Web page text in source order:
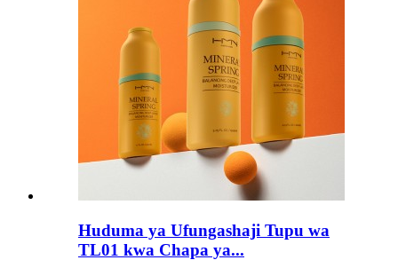
Huduma ya Ufungashaji Tupu wa
TL01 kwa Chapa ya...